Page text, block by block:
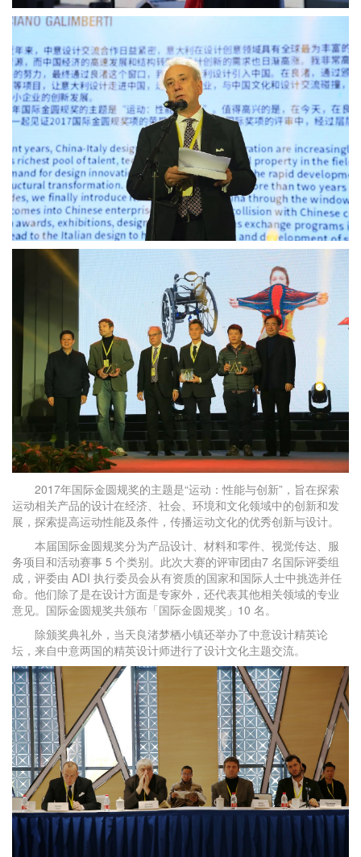
2017年国际金圆规奖的主题是“运动：性能与创新”，旨在探索
运动相关产品的设计在经济、社会、环境和文化领域中的创新和发
展，探索提高运动性能及条件，传播运动文化的优秀创新与设计。
本届国际金圆规奖分为产品设计、材料和零件、视觉传达、服
务项目和活动赛事 5 个类别。此次大赛的评审团由7 名国际评委组
成，评委由 ADI 执行委员会从有资质的国家和国际人士中挑选并任
命。他们除了是在设计方面是专家外，还代表其他相关领域的专业
意见。国际金圆规奖共颁布「国际金圆规奖」10 名。
除颁奖典礼外，当天良渚梦栖小镇还举办了中意设计精英论
坛，来自中意两国的精英设计师进行了设计文化主题交流。